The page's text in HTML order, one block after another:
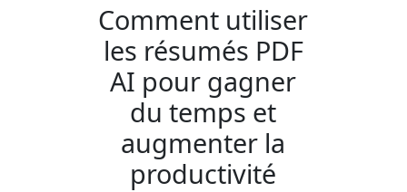
Comment utiliser
les résumés PDF
AI pour gagner
du temps et
augmenter la
productivité